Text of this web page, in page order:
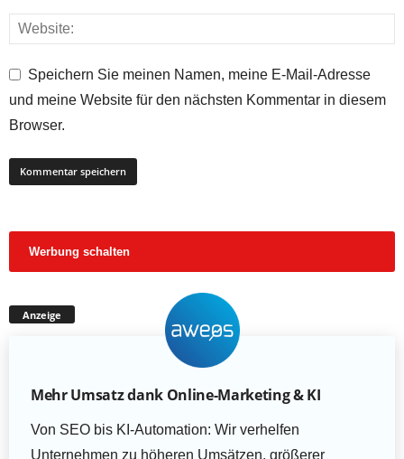
Speichern Sie meinen Namen, meine E-Mail-Adresse
und meine Website für den nächsten Kommentar in diesem
Browser.
Werbung schalten
Anzeige
Mehr Umsatz dank Online-Marketing & KI
Von SEO bis KI-Automation: Wir verhelfen
Unternehmen zu höheren Umsätzen, größerer